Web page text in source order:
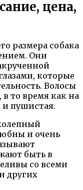
цена,
размера собака
Они
которые
Волосы
то время как на
и пушистая.
и очень
быть в
со всеми
других